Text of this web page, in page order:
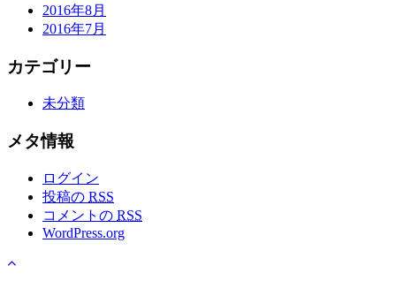
2016年8月
2016年7月
カテゴリー
未分類
メタ情報
ログイン
投稿の RSS
コメントの RSS
WordPress.org